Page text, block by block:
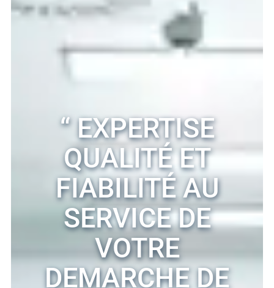
“ EXPERTISE
QUALITÉ ET
FIABILITÉ AU
SERVICE DE
VOTRE
DEMARCHE DE